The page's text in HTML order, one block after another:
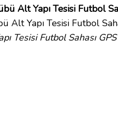
Alt Yapı Tesisi Futbol
Yapı Tesisi Futbol
Tesisi Futbol Sahası